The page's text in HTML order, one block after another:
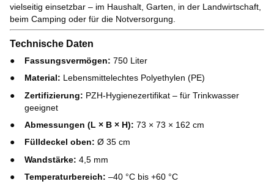
vielseitig einsetzbar – im Haushalt, Garten, in der Landwirtschaft,
beim Camping oder für die Notversorgung.
Technische Daten
Fassungsvermögen: 750 Liter
Material: Lebensmittelechtes Polyethylen (PE)
Zertifizierung: PZH-Hygienezertifikat – für Trinkwasser
geeignet
Abmessungen (L × B × H): 73 × 73 × 162 cm
Fülldeckel oben: Ø 35 cm
Wandstärke: 4,5 mm
Temperaturbereich: –40 °C bis +60 °C